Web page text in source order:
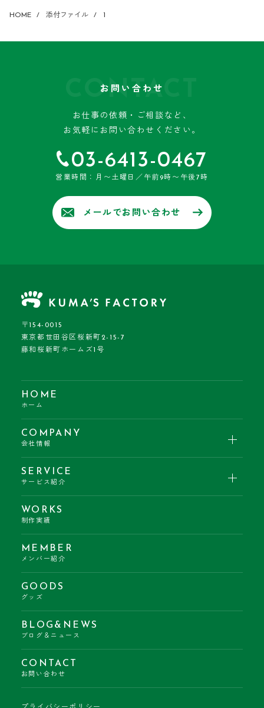
HOME 添付ファイル 1
CONTACT
お問い合わせ
お仕事の依頼・ご相談など、
お気軽にお問い合わせください。
03-6413-0467
営業時間：月〜土曜日／午前9時〜午後7時
メールでお問い合わせ
〒154-0015
東京都世田谷区桜新町2-15-7
藤和桜新町ホームズ1号
HOME
ホーム
COMPANY
会社情報
SERVICE
サービス紹介
WORKS
制作実績
MEMBER
メンバー紹介
GOODS
グッズ
BLOG&NEWS
ブログ＆ニュース
CONTACT
お問い合わせ